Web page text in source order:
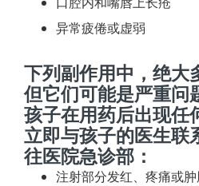
异常疲倦或虚弱
下列副作用中，绝大
但它们可能是严重问
孩子在用药后出现任
立即与孩子的医生联
往医院急诊部：
注射部分发红、疼痛或